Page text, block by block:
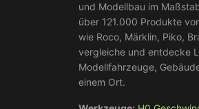
und Modellbau im
über 121.000 Produkte
wie Roco, Märklin, Piko,
vergleiche und entdecke
Modellfahrzeuge,
einem Ort.